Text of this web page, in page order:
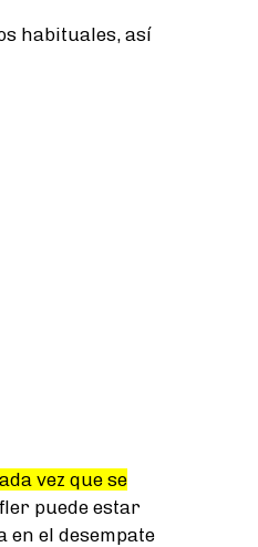
habituales, así
vez que se
puede estar
el desempate